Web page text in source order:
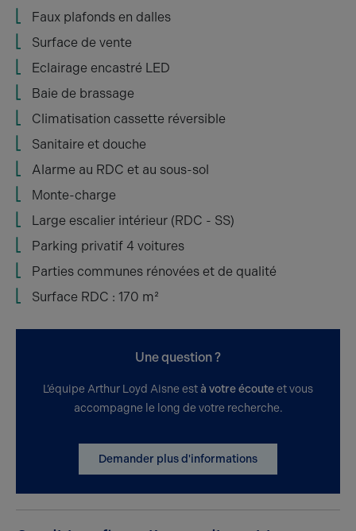
Faux plafonds en dalles
Surface de vente
Eclairage encastré LED
Baie de brassage
Climatisation cassette réversible
Sanitaire et douche
Alarme au RDC et au sous-sol
Monte-charge
Large escalier intérieur (RDC - SS)
Parking privatif 4 voitures
Parties communes rénovées et de qualité
Surface RDC : 170 m²
Une question ?
L’équipe Arthur Loyd Aisne est à votre écouteet vous
accompagne le long de votre recherche.
Demander plus d'informations